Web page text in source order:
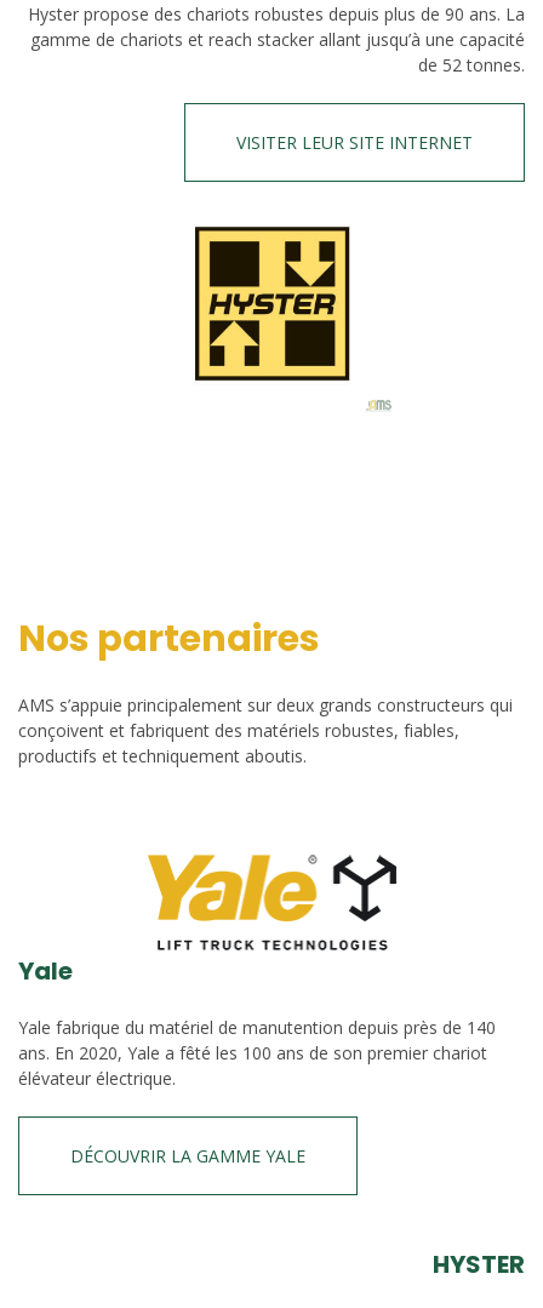
Hyster propose des chariots robustes depuis plus de 90 ans. La
gamme de chariots et reach stacker allant jusqu’à une capacité
de 52 tonnes.
VISITER LEUR SITE INTERNET
Nos partenaires
AMS s’appuie principalement sur deux grands constructeurs qui
conçoivent et fabriquent des matériels robustes, fiables,
productifs et techniquement aboutis.
Yale
Yale fabrique du matériel de manutention depuis près de 140
ans. En 2020, Yale a fêté les 100 ans de son premier chariot
élévateur électrique.
DÉCOUVRIR LA GAMME YALE
HYSTER